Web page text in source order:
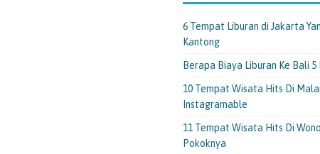
6 Tempat Liburan di Jakarta
Kantong
Berapa Biaya Liburan Ke Bali
10 Tempat Wisata Hits Di
Instagramable
11 Tempat Wisata Hits Di
Pokoknya